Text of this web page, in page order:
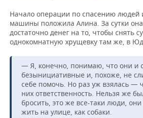
Начало операции по спасению людей
машины положила Алина. За сутки она
достаточно денег на то, чтобы снять
однокомнатную хрущевку там же, в
— Я, конечно, понимаю, что они и
безынициативные и, похоже, не
себе помочь. Но раз уж взялась —
них ответственность. Нельзя же
бросить, это же все-таки люди,
жить на улице, как собаки.